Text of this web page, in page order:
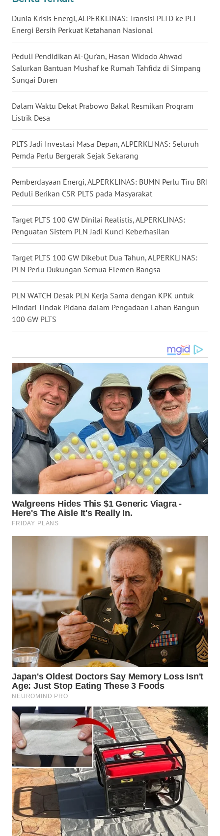
Dunia Krisis Energi, ALPERKLINAS: Transisi PLTD ke PLT
Energi Bersih Perkuat Ketahanan Nasional
Peduli Pendidikan Al-Qur'an, Hasan Widodo Ahwad
Salurkan Bantuan Mushaf ke Rumah Tahfidz di Simpang
Sungai Duren
Dalam Waktu Dekat Prabowo Bakal Resmikan Program
Listrik Desa
PLTS Jadi Investasi Masa Depan, ALPERKLINAS: Seluruh
Pemda Perlu Bergerak Sejak Sekarang
Pemberdayaan Energi, ALPERKLINAS: BUMN Perlu Tiru BRI
Peduli Berikan CSR PLTS pada Masyarakat
Target PLTS 100 GW Dinilai Realistis, ALPERKLINAS:
Penguatan Sistem PLN Jadi Kunci Keberhasilan
Target PLTS 100 GW Dikebut Dua Tahun, ALPERKLINAS:
PLN Perlu Dukungan Semua Elemen Bangsa
PLN WATCH Desak PLN Kerja Sama dengan KPK untuk
Hindari Tindak Pidana dalam Pengadaan Lahan Bangun
100 GW PLTS
WN
KALBAR
WN
WN
KALTARA
WN
KALSEL
WN
KALTIM
WN
SULSEL
WN
GORONTALO
WN
SULUT
WN
MALUKU
WN
WN
DAIRI
WN
DANAU
TOBA
WN
NIAS
WN
LANGKAT
WN
TAPANULI
LESUNG
WN
KARO
WN
SIMALUNGUN
WN
LABUHANBATU
WN
TAPANULI
TENGAH
WN DELI
SERDANG
WN
TEBING
TINGGI